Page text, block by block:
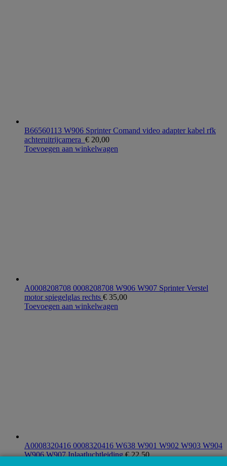
B66560113 W906 Sprinter Comand video adapter kabel rfk
achteruitrijcamera € 20,00
Toevoegen aan winkelwagen
A0008208708 0008208708 W906 W907 Sprinter Verstel
motor spiegelglas rechts € 35,00
Toevoegen aan winkelwagen
A0008320416 0008320416 W638 W901 W902 W903 W904
W906 W907 Inlaatluchtleiding€22,50